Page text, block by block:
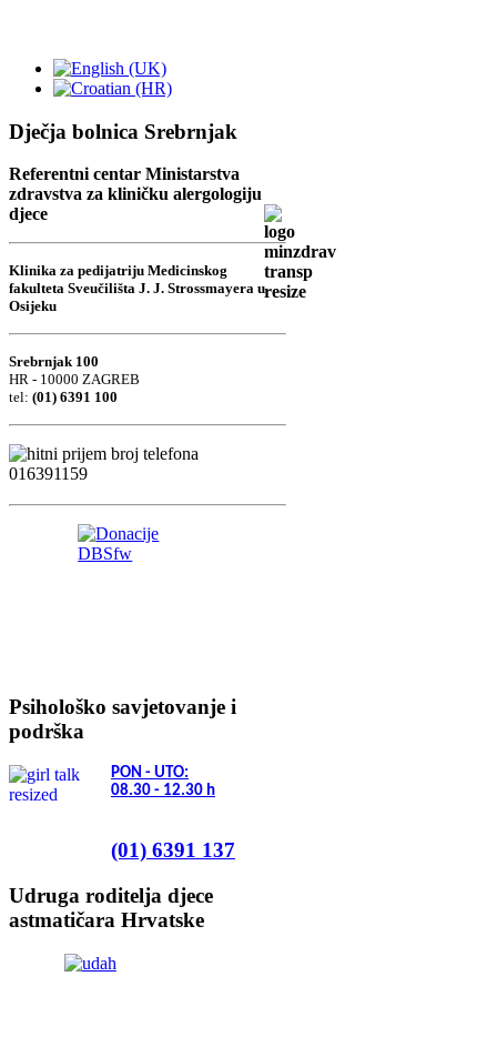
Dječja bolnica Srebrnjak
Referentni centar Ministarstva
zdravstva za kliničku alergologiju
djece
Klinika za pedijatriju Medicinskog
fakulteta Sveučilišta J. J. Strossmayera u
Osijeku
Srebrnjak 100
HR - 10000 ZAGREB
tel: (01) 6391 100
Psihološko savjetovanje i
podrška
PON - UTO:
08.30 - 12.30 h
(01) 6391 137
Udruga roditelja djece
astmatičara Hrvatske